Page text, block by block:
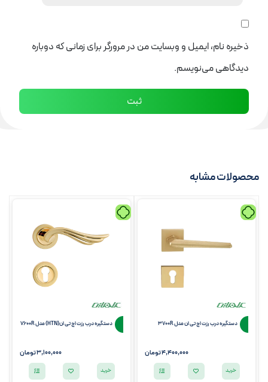
ذخیره نام، ایمیل و وبسایت من در مرورگر برای زمانی که دوباره
دیدگاهی می‌نویسم.
محصولات مشابه
دستگیره درب رزت اچ تی ان مدل 3700R
4,400,000 تومان
خرید
دستگیره درب رزت اچ تی ان(HTN) مدل 7600R
3,100,000 تومان
خرید